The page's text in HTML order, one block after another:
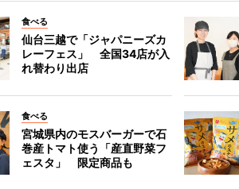
食べる
仙台三越で「ジャパニーズカ
レーフェス」 全国34店が入
れ替わり出店
食べる
宮城県内のモスバーガーで石
巻産トマト使う「産直野菜フ
ェスタ」 限定商品も